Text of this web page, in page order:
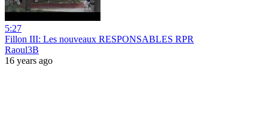
5:27
Fillon III: Les nouveaux RESPONSABLES RPR
Raoul3B
16 years ago